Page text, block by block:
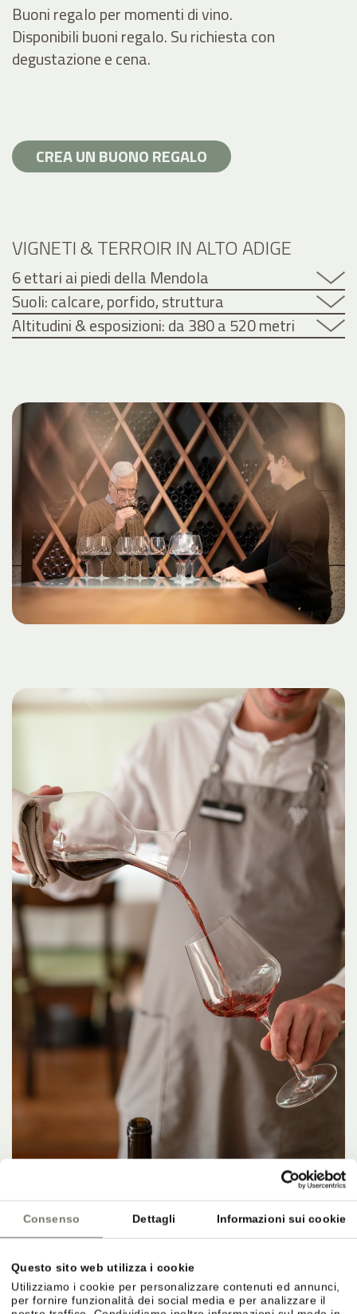
Consenso Dettagli Informazioni sui cookie
Questo sito web utilizza i cookie
Utilizziamo i cookie per personalizzare contenuti ed annunci,
per fornire funzionalità dei social media e per analizzare il
Buoni regalo per momenti di vino.
Disponibili buoni regalo. Su richiesta con
degustazione e cena.
CREA UN BUONO REGALO
VIGNETI & TERROIR IN ALTO ADIGE
6 ettari ai piedi della Mendola
Suoli: calcare, porfido, struttura
Altitudini & esposizioni: da 380 a 520 metri
CANTINA & AFFINAMENTO
Cura nell’affinamento.